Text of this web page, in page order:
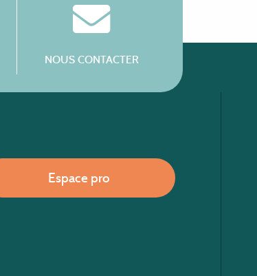
NOUS CONTACTER
Espace pro